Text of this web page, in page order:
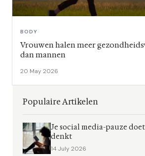
BODY
Vrouwen halen meer
dan mannen
20 May 2026
Populaire Artikelen
Je social media-pauze
denkt
14 July 2026